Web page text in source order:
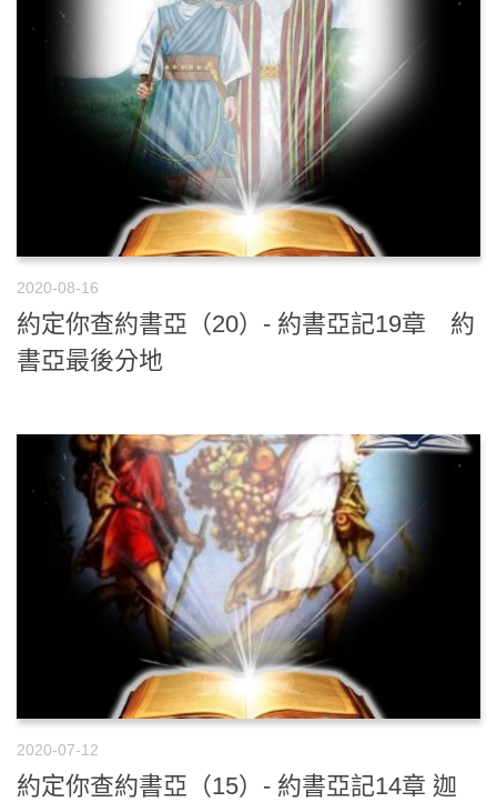
2020-08-16
約定你查約書亞（20）- 約書亞記19章 約
書亞最後分地
2020-07-12
約定你查約書亞（15）- 約書亞記14章 迦